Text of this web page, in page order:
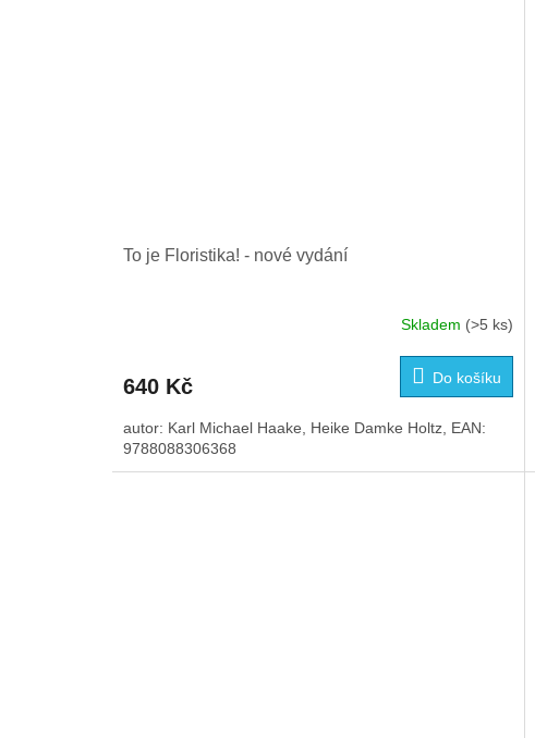
To je Floristika! - nové vydání
Skladem (>5 ks)
640 Kč Do košíku
autor: Karl Michael Haake, Heike Damke Holtz, EAN:
9788088306368